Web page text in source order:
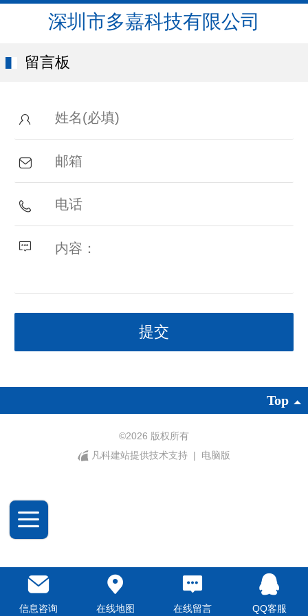
深圳市多嘉科技有限公司
留言板
Top
©2026 版权所有
凡科建站提供技术支持
| 电脑版
信息咨询 在线地图 在线留言 QQ客服